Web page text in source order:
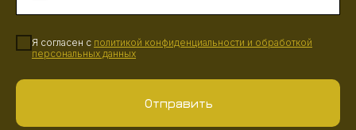
Я согласен с политикой конфиденциальности и обработкой
персональных данных
Отправить